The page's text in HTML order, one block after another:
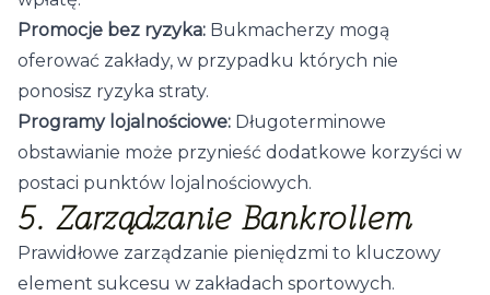
Promocje bez ryzyka: Bukmacherzy mogą
oferować zakłady, w przypadku których nie
ponosisz ryzyka straty.
Programy lojalnościowe: Długoterminowe
obstawianie może przynieść dodatkowe korzyści w
postaci punktów lojalnościowych.
5. Zarządzanie Bankrollem
Prawidłowe zarządzanie pieniędzmi to kluczowy
element sukcesu w zakładach sportowych.